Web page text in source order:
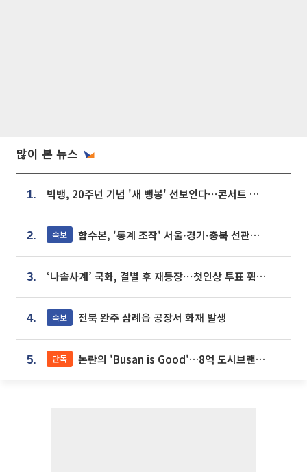
많이 본 뉴스
1. 빅뱅, 20주년 기념 '새 뱅봉' 선보인다⋯콘서트 앞두고 팝업 개최
2. 속보 합수본, '통계 조작' 서울·경기·충북 선관위 등 추가 압수수색
3. ‘나솔사계’ 국화, 결별 후 재등장⋯첫인상 투표 휩쓸고 ‘인기녀’ 등극
4. 속보 전북 완주 삼례읍 공장서 화재 발생
5. 단독 논란의 'Busan is Good'…8억 도시브랜드, 용산 대통령실 CI 업체가 수행